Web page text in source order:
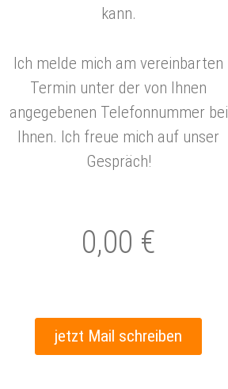
kann.
Ich melde mich am vereinbarten
Termin unter der von Ihnen
angegebenen Telefonnummer bei
Ihnen. Ich freue mich auf unser
Gespräch!
0,00 €
jetzt Mail schreiben